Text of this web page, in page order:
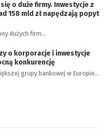
o duże firmy. Inwestycje z
158 mld zł napędzają popyt
dużych firm…
o korporacje i inwestycje
konkurencję
grupy bankowej w Europie…